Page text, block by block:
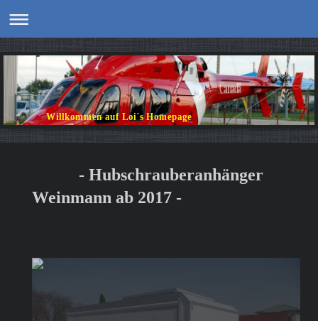
Willkommen auf Loi´s Homepage
- Hubschrauberanhänger
Weinmann ab 2017 -